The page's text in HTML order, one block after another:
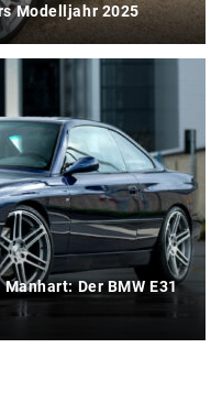
Modelljahr 2025
Der BMW E31